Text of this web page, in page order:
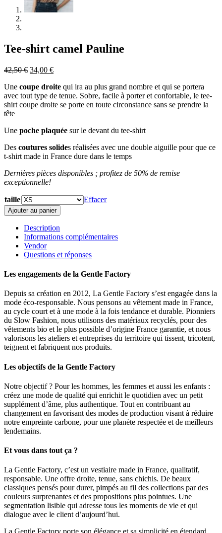
Tee-shirt camel Pauline
42,50€ Le
initial
était :
42,50 €.
34,00 €Le
actuel
est :
34,00 €.
Une coupe droite qui ira au plus grand nombre et qui se portera
avec tout type de tenue. Sobre, facile à porter et confortable, le tee-
shirt coupe droite se porte en toute circonstance sans se prendre la
tête
Une poche plaquée sur le devant du tee-shirt
Des coutures solides réalisées avec une double aiguille pour que ce
t-shirt made in France dure dans le temps
Dernières pièces disponibles ; profitez de 50% de remise
exceptionnelle!
taille
Effacer
quantité
de
Tee-
shirt
camel
Pauline
Ajouter au panier
Description
Informations complémentaires
Vendor
Questions et réponses
Les engagements de la Gentle Factory
Depuis sa création en 2012, La Gentle Factory s’est engagée dans la
mode éco-responsable. Nous pensons au vêtement made in France,
au cycle court et à une mode à la fois tendance et durable. Pionniers
du Slow Fashion, nous utilisons des matériaux recyclés, pour des
vêtements bio et le plus possible d’origine France garantie, et nous
valorisons les ateliers et entreprises du territoire qui tissent, tricotent,
teignent et fabriquent nos produits.
Les objectifs de la Gentle Factory
Notre objectif ? Pour les hommes, les femmes et aussi les enfants :
créez une mode de qualité qui enrichit le quotidien avec un petit
supplément d’âme, plus authentique. Tout en contribuant au
changement en favorisant des modes de production visant à réduire
notre empreinte carbone, pour une planète respectée et de meilleurs
lendemains.
Et vous dans tout ça ?
La Gentle Factory, c’est un vestiaire made in France, qualitatif,
responsable. Une offre droite, tenue, sans chichis. De beaux
classiques pensés pour durer, pimpés au fil des collections par des
couleurs surprenantes et des propositions plus pointues. Une
segmentation lisible qui adresse tous les moments de vie et qui
dialogue avec le client d’aujourd’hui.